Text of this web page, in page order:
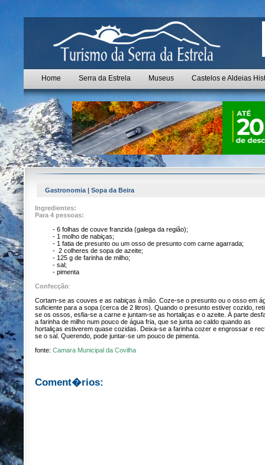
Home Serra da Estrela Museus Castelos e Aldeias
Gastronomia | Sopa da Beira
Ingredientes:
Para 4 pessoas:
- 6 folhas de couve franzida (galega da região);
- 1 molho de nabiças;
- 1 fatia de presunto ou um osso de presunto com carne agarrada;
- 2 colheres de sopa de azeite;
- 125 g de farinha de milho;
- sal;
- pimenta
Confecção:
Cortam-se as couves e as nabiças à mão. Coze-se o presunto ou o osso em
suficiente para a sopa (cerca de 2 litros). Quando o presunto estiver cozido,
se os ossos, esfia-se a carne e juntam-se as hortaliças e o azeite. À parte
a farinha de milho num pouco de água fria, que se junta ao caldo quando as
hortaliças estiverem quase cozidas. Deixa-se a farinha cozer e engrossar e
se o sal. Querendo, pode juntar-se um pouco de pimenta.
fonte: Camara Municipal da Covilha
Coment�rios: